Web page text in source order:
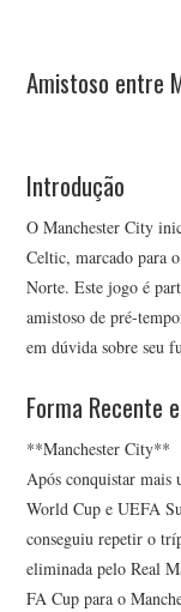
Amistoso entre
Introdução
O Manchester City
Celtic, marcado para
Norte. Este jogo é
amistoso de pré-
em dúvida sobre seu
Forma Recente
**Manchester City**
Após conquistar mais
World Cup e UEFA
conseguiu repetir o
eliminada pelo Real
FA Cup para o